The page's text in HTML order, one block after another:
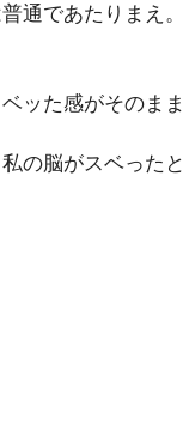
通であたりまえ。
ッた感がそのまま
の脳がスベったと